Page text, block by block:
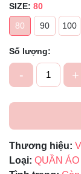
SIZE: 80
80
90 100
Số lượng:
- +
Thương hiệu:
Loại: QUẦN